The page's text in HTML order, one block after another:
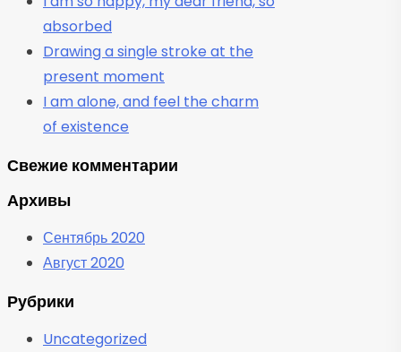
absorbed
Drawing a single stroke at the
present moment
I am alone, and feel the charm
of existence
Свежие комментарии
Архивы
Сентябрь 2020
Август 2020
Рубрики
Uncategorized